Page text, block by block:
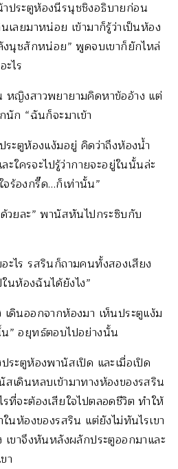
ประตูห้องนีรนุชชิงอธิบายก่อน
เลยมาหน่อย เข้ามาก็รู้ว่าเป็นห้อง
งนุชสักหน่อย” พูดจบเขาก็ยักไหล่
ไร
ญิงสาวพยายามคิดหาข้ออ้าง แต่
นัก “ฉันก็จะมาเข้า
ระตูห้องแง้มอยู่ คิดว่าถึงห้องน้ำ
ะใครจะไปรู้ว่ากายจะอยู่ในนั้นล่ะ
องกรี๊ด…ก็เท่านั้น”
วยละ” พานัสหันไปกระซิบกับ
ไร รสรินก็ถามคนทั้งสองเสียง
ในห้องฉันได้ยังไง”
ดินออกจากห้องมา เห็นประตูแง้ม
” อยุทธ์ตอบไปอย่างนั้น
ระตูห้องพานัสเปิด และเมื่อเปิด
เดินหลบเข้ามาทางห้องของรสริน
ที่จะต้องเสียใจไปตลอดชีวิต ทำให้
นห้องของรสริน แต่ยังไม่ทันไรเขา
ขาจึงหันหลังผลักประตูออกมาและ
า